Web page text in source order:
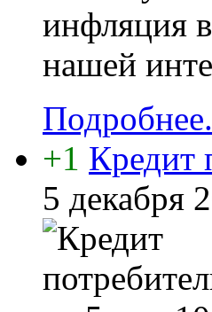
инфляция
нашей
+1 Кредит
5 декабря